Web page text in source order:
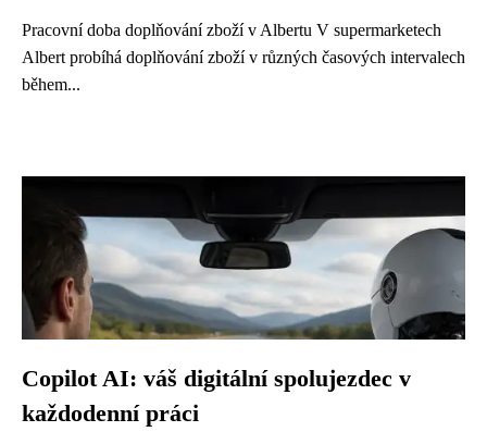
Pracovní doba doplňování zboží v Albertu V supermarketech
Albert probíhá doplňování zboží v různých časových intervalech
během...
Copilot AI: váš digitální spolujezdec v
každodenní práci